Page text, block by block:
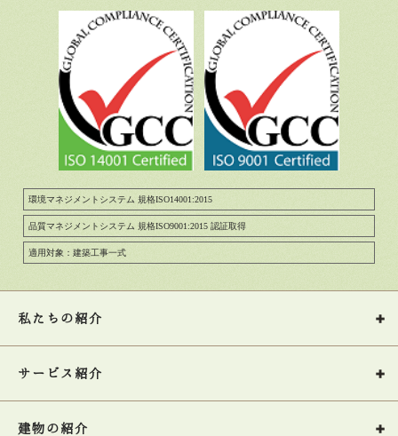
環境マネジメントシステム 規格ISO14001:2015
品質マネジメントシステム 規格ISO9001:2015 認証取得
適用対象：建築工事一式
私たちの紹介
サービス紹介
建物の紹介